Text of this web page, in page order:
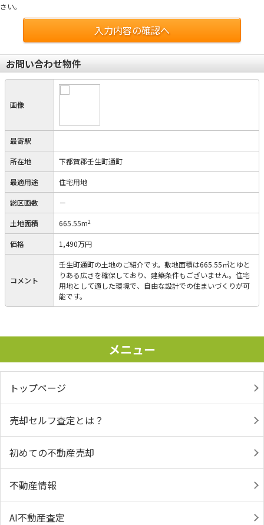
さい。
入力内容の確認へ
お問い合わせ物件
画像
最寄駅
所在地 下都賀郡壬生町通町
最適用途 住宅用地
総区画数 －
土地面積 665.55m2
価格 1,490万円
コメント
壬生町通町の土地のご紹介です。敷地面積は665.55㎡とゆと
りある広さを確保しており、建築条件もございません。住宅
用地として適した環境で、自由な設計での住まいづくりが可
能です。
メニュー
トップページ
売却セルフ査定とは？
初めての不動産売却
不動産情報
AI不動産査定